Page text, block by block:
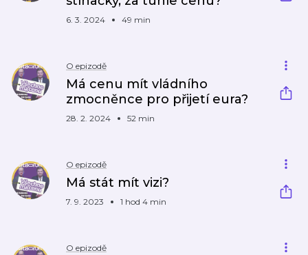
6. 3. 2024 49 min
O epizodě
Má cenu mít vládního
zmocněnce pro přijetí eura?
28. 2. 2024 52 min
O epizodě
Má stát mít vizi?
7. 9. 2023 1 hod 4 min
O epizodě